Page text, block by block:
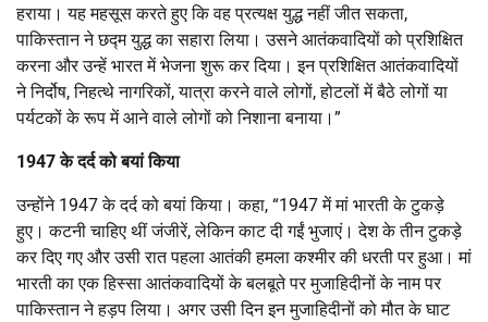
हराया। यह महसूस करते हुए कि वह प्रत्यक्ष युद्ध नहीं जीत सकता,
पाकिस्तान ने छद्म युद्ध का सहारा लिया। उसने आतंकवादियों को प्रशिक्षित
करना और उन्हें भारत में भेजना शुरू कर दिया। इन प्रशिक्षित आतंकवादियों
ने निर्दोष, निहत्थे नागरिकों, यात्रा करने वाले लोगों, होटलों में बैठे लोगों या
पर्यटकों के रूप में आने वाले लोगों को निशाना बनाया।”
1947 के दर्द को बयां किया
उन्होंने 1947 के दर्द को बयां किया। कहा, “1947 में मां भारती के टुकड़े
हुए। कटनी चाहिए थीं जंजीरें, लेकिन काट दी गईं भुजाएं। देश के तीन टुकड़े
कर दिए गए और उसी रात पहला आतंकी हमला कश्मीर की धरती पर हुआ। मां
भारती का एक हिस्सा आतंकवादियों के बलबूते पर मुजाहिदीनों के नाम पर
पाकिस्तान ने हड़प लिया। अगर उसी दिन इन मुजाहिदीनों को मौत के घाट